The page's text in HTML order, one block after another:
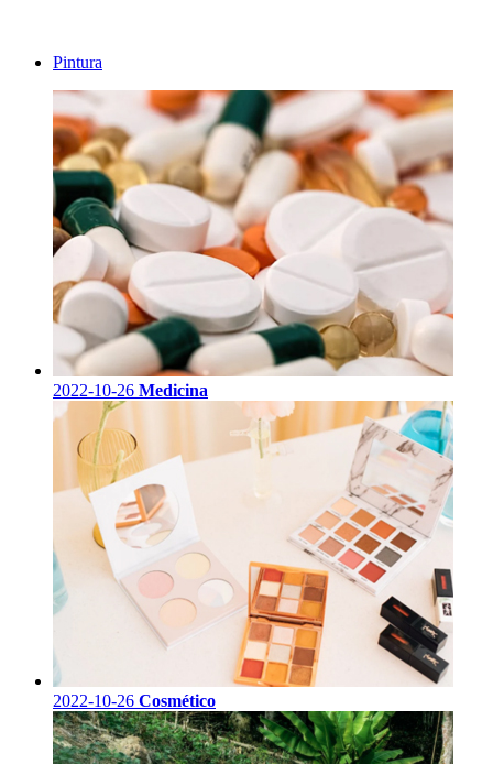
Pintura
2022-10-26 Medicina
2022-10-26 Cosmético